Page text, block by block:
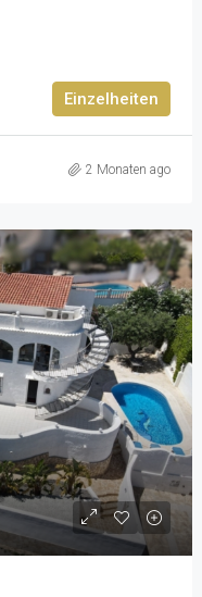
Einzelheiten
2 Monaten ago